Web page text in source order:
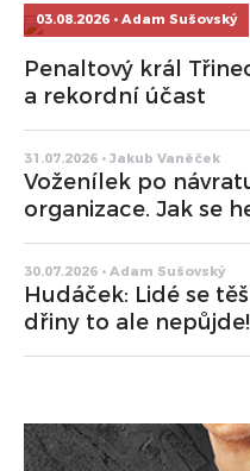
03.08.2026 • Adam Sušovský
Penaltový král
a rekordní účast
31.07.2026 • Jakub Vaněček
Voženílek po
organizace. Jak se
30.07.2026 • Adam Sušovský
Hudáček: Lidé se
dřiny to ale nepůjde!